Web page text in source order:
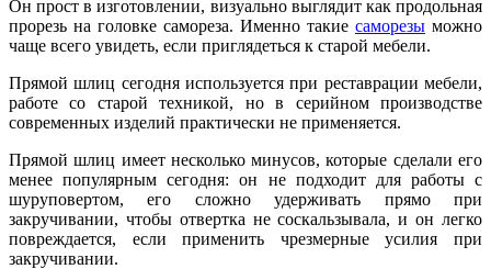
Он прост в изготовлении, визуально выглядит как продольная
прорезь на головке самореза. Именно такие саморезы можно
чаще всего увидеть, если приглядеться к старой мебели.
Прямой шлиц сегодня используется при реставрации мебели,
работе со старой техникой, но в серийном производстве
современных изделий практически не применяется.
Прямой шлиц имеет несколько минусов, которые сделали его
менее популярным сегодня: он не подходит для работы с
шуруповертом, его сложно удерживать прямо при
закручивании, чтобы отвертка не соскальзывала, и он легко
повреждается, если применить чрезмерные усилия при
закручивании.